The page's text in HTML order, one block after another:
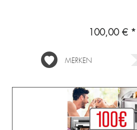
100,00 € *
MERKEN